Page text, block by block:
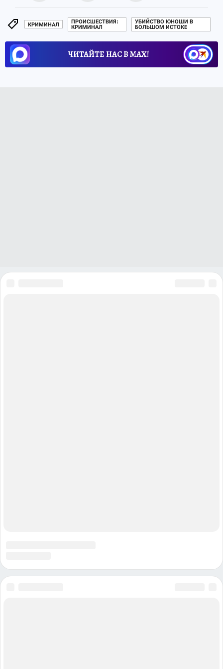
КРИМИНАЛ
ПРОИСШЕСТВИЯ:
КРИМИНАЛ
УБИЙСТВО ЮНОШИ В
БОЛЬШОМ ИСТОКЕ
ЧИТАЙТЕ НАС В МАХ!